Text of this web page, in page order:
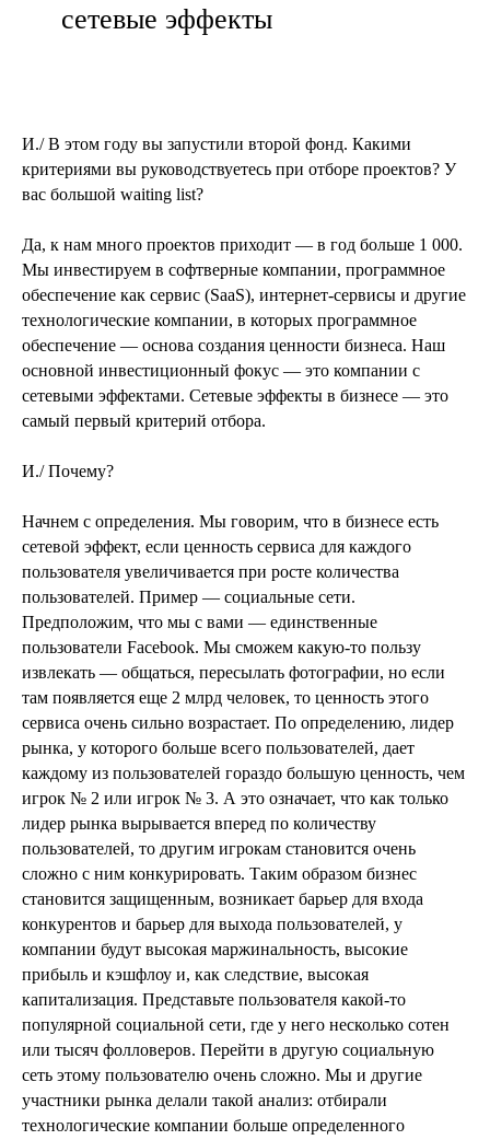
сетевые эффекты
И./ В этом году вы запустили второй фонд. Какими
критериями вы руководствуетесь при отборе проектов? У
вас большой waiting list?
Да, к нам много проектов приходит — в год больше 1 000.
Мы инвестируем в софтверные компании, программное
обеспечение как сервис (SaaS), интернет-сервисы и другие
технологические компании, в которых программное
обеспечение — основа создания ценности бизнеса. Наш
основной инвестиционный фокус — это компании с
сетевыми эффектами. Сетевые эффекты в бизнесе — это
самый первый критерий отбора.
И./ Почему?
Начнем с определения. Мы говорим, что в бизнесе есть
сетевой эффект, если ценность сервиса для каждого
пользователя увеличивается при росте количества
пользователей. Пример — социальные сети.
Предположим, что мы с вами — единственные
пользователи Facebook. Мы сможем какую-то пользу
извлекать — общаться, пересылать фотографии, но если
там появляется еще 2 млрд человек, то ценность этого
сервиса очень сильно возрастает. По определению, лидер
рынка, у которого больше всего пользователей, дает
каждому из пользователей гораздо большую ценность, чем
игрок № 2 или игрок № 3. А это означает, что как только
лидер рынка вырывается вперед по количеству
пользователей, то другим игрокам становится очень
сложно с ним конкурировать. Таким образом бизнес
становится защищенным, возникает барьер для входа
конкурентов и барьер для выхода пользователей, у
компании будут высокая маржинальность, высокие
прибыль и кэшфлоу и, как следствие, высокая
капитализация. Представьте пользователя какой-то
популярной социальной сети, где у него несколько сотен
или тысяч фолловеров. Перейти в другую социальную
сеть этому пользователю очень сложно. Мы и другие
участники рынка делали такой анализ: отбирали
технологические компании больше определенного